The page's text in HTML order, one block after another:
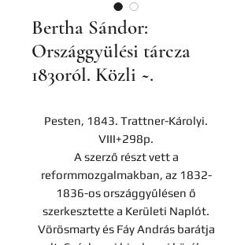
Bertha Sándor:
Országgyülési tárcza
1830ról. Közli ~.
Pesten, 1843. Trattner-Károlyi.
VIII+298p.
A szerző részt vett a
reformmozgalmakban, az 1832-
1836-os országgyűlésen ő
szerkesztette a Kerületi Naplót.
Vörösmarty és Fáy András barátja